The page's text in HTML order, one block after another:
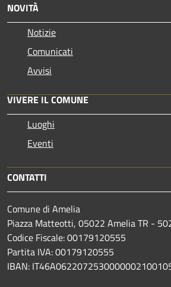
NOVITÀ
Notizie
Comunicati
Avvisi
VIVERE IL COMUNE
Luoghi
Eventi
CONTATTI
Comune di Amelia
Piazza Matteotti, 05022 Amelia TR -
Codice Fiscale: 00179120555
Partita IVA: 00179120555
IBAN: